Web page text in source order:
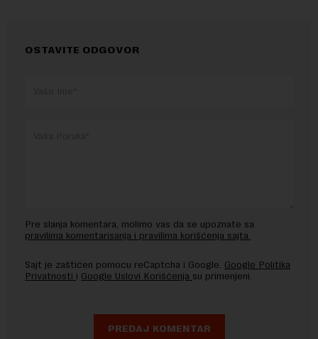
OSTAVITE ODGOVOR
Pre slanja komentara, molimo vas da se upoznate sa
pravilima komentarisanja i pravilima korišćenja sajta.
Sajt je zaštićen pomocu reCaptcha i Google. Google Politika
Privatnosti i Google Uslovi Korišćenja su primenjeni.